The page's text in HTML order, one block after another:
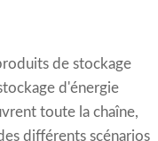
de stockage
d'énergie
toute la chaîne,
différents scénarios